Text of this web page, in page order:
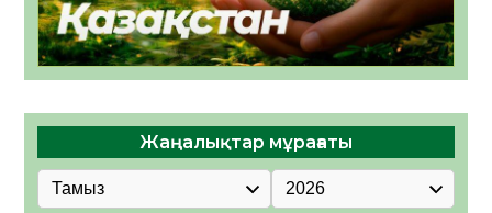
Жаңалықтар мұрағаты